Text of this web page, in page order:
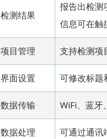
检测结果
报告出检测
信息可在触
项目管理 支持检测项
界面设置 可修改标题
数据传输 WiFi、蓝牙
数据处理 可通过通讯